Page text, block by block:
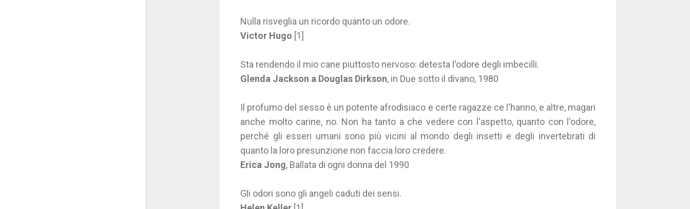
Nulla risveglia un ricordo quanto un odore.
Victor Hugo [1]
Sta rendendo il mio cane piuttosto nervoso: detesta l'odore degli imbecilli.
Glenda Jackson a Douglas Dirkson, in Due sotto il divano, 1980
Il profumo del sesso è un potente afrodisiaco e certe ragazze ce l'hanno, e altre, magari
anche molto carine, no. Non ha tanto a che vedere con l'aspetto, quanto con l'odore,
perché gli esseri umani sono più vicini al mondo degli insetti e degli invertebrati di
quanto la loro presunzione non faccia loro credere.
Erica Jong, Ballata di ogni donna del 1990
Gli odori sono gli angeli caduti dei sensi.